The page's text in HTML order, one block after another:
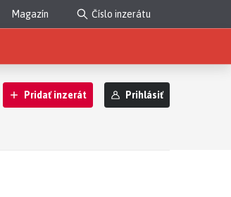
Magazín
Pridať inzerát Prihlásiť